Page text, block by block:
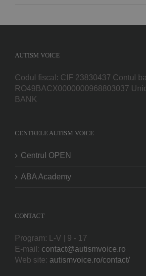
AUTISM VOICE
Codul fiscal: CIF 23830437 Contul
RO49BACX0000000968803037
BANK
CENTRELE AUTISM VOICE
Centrul OPEN
ABA Academy
CONTACT
Program: L-V | 9 - 17
E-mail: contact@autismvoice.ro
Web site: autismvoice.ro/contact/